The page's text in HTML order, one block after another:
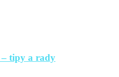
tipy a rady